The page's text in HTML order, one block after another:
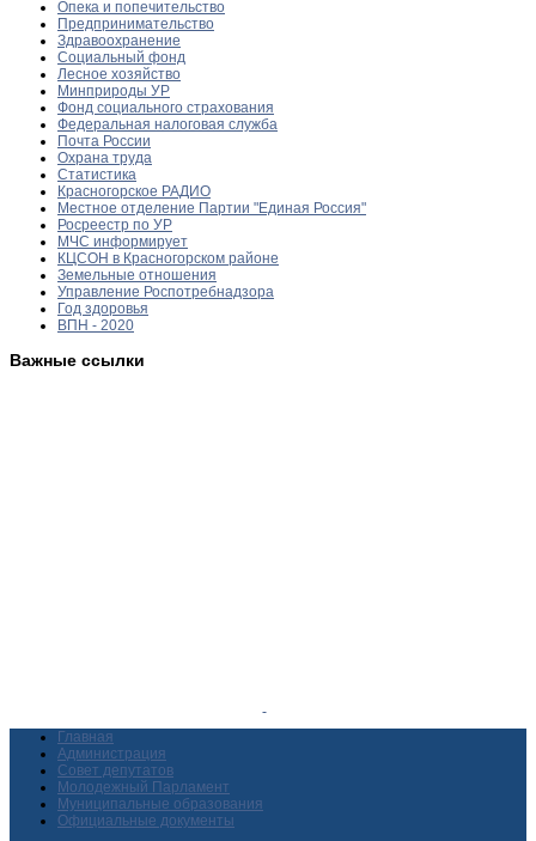
Опека и попечительство
Предпринимательство
Здравоохранение
Социальный фонд
Лесное хозяйство
Минприроды УР
Фонд социального страхования
Федеральная налоговая служба
Почта России
Охрана труда
Статистика
Красногорское РАДИО
Местное отделение Партии "Единая Россия"
Росреестр по УР
МЧС информирует
КЦСОН в Красногорском районе
Земельные отношения
Управление Роспотребнадзора
Год здоровья
ВПН - 2020
Важные ссылки
Главная
Администрация
Совет депутатов
Молодежный Парламент
Муниципальные образования
Официальные документы